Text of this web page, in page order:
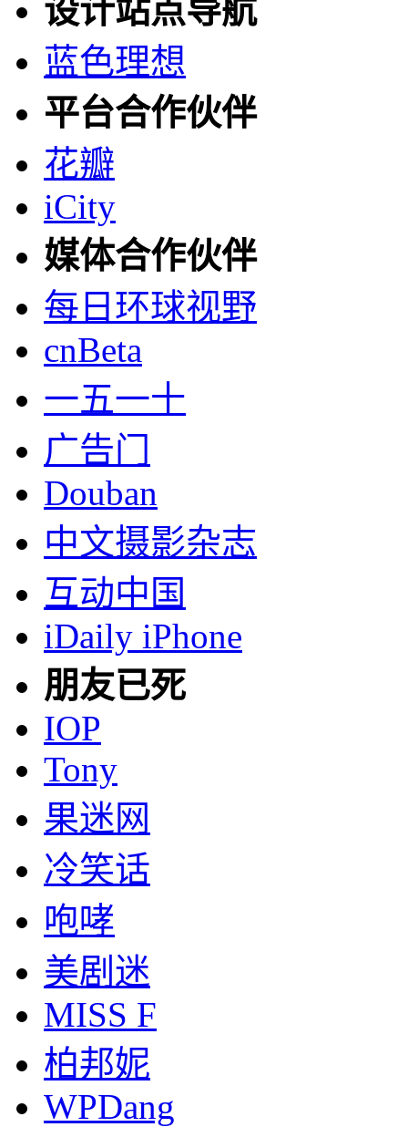
设计站点导航
蓝色理想
平台合作伙伴
花瓣
iCity
媒体合作伙伴
每日环球视野
cnBeta
一五一十
广告门
Douban
中文摄影杂志
互动中国
iDaily iPhone
朋友已死
IOP
Tony
果迷网
冷笑话
咆哮
美剧迷
MISS F
柏邦妮
WPDang